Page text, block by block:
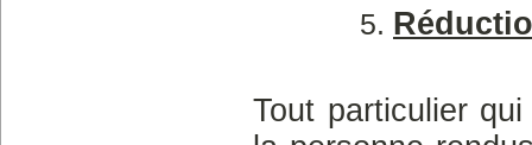
Tout particulier